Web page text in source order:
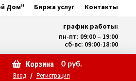
Дом" Биржа услуг Контакты
график работы:
пн-пт: 09:00 – 19:00
сб-вс: 09:00-18:00
Корзина 0руб.
Вход / Регистрация